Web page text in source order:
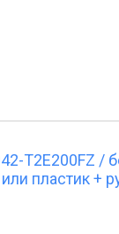
T2E200FZ /
пластик +